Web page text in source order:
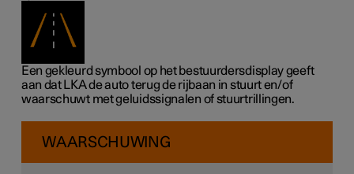
Een gekleurd symbool op het bestuurdersdisplay geeft
aan dat LKA de auto terug de rijbaan in stuurt en/of
waarschuwt met geluidssignalen of stuurtrillingen.
WAARSCHUWING